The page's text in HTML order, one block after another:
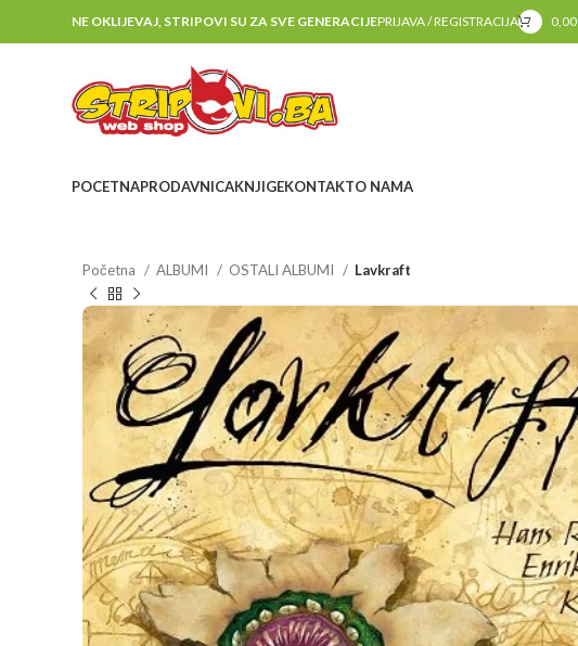
NE OKLIJEVAJ, STRIPOVI SU ZA SVE GENERACIJEPRIJAVA / REGISTRACIJA 0,00
POCETNAPRODAVNICAKNJIGEKONTAKTO NAMA
Početna ALBUMI OSTALI ALBUMI Lavkraft